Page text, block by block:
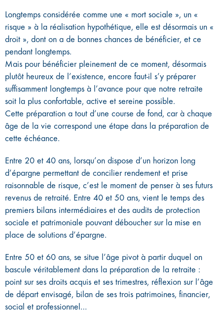
Longtemps considérée comme une « mort sociale », un «
risque » à la réalisation hypothétique, elle est désormais un «
droit », dont on a de bonnes chances de bénéficier, et ce
pendant longtemps.
Mais pour bénéficier pleinement de ce moment, désormais
plutôt heureux de l’existence, encore faut-il s’y préparer
suffisamment longtemps à l’avance pour que notre retraite
soit la plus confortable, active et sereine possible.
Cette préparation a tout d’une course de fond, car à chaque
âge de la vie correspond une étape dans la préparation de
cette échéance.
Entre 20 et 40 ans, lorsqu’on dispose d’un horizon long
d’épargne permettant de concilier rendement et prise
raisonnable de risque, c’est le moment de penser à ses futurs
revenus de retraité. Entre 40 et 50 ans, vient le temps des
premiers bilans intermédiaires et des audits de protection
sociale et patrimoniale pouvant déboucher sur la mise en
place de solutions d’épargne.
Entre 50 et 60 ans, se situe l’âge pivot à partir duquel on
bascule véritablement dans la préparation de la retraite :
point sur ses droits acquis et ses trimestres, réflexion sur l’âge
de départ envisagé, bilan de ses trois patrimoines, financier,
social et professionnel…